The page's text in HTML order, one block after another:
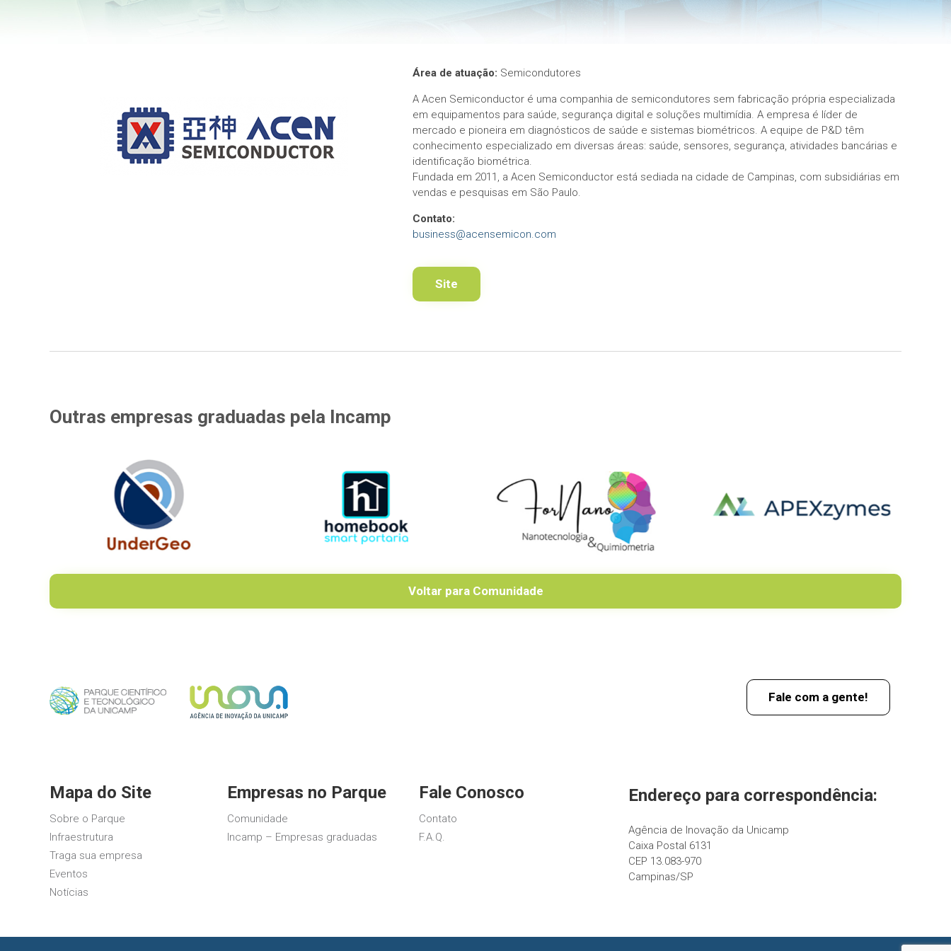
Área de atuação: Semicondutores
A Acen Semiconductor é uma companhia de semicondutores sem fabricação própria especializada
em equipamentos para saúde, segurança digital e soluções multimídia. A empresa é líder de
mercado e pioneira em diagnósticos de saúde e sistemas biométricos. A equipe de P&D têm
conhecimento especializado em diversas áreas: saúde, sensores, segurança, atividades bancárias e
identificação biométrica.
Fundada em 2011, a Acen Semiconductor está sediada na cidade de Campinas, com subsidiárias em
vendas e pesquisas em São Paulo.
Contato:
business@acensemicon.com
Site
Outras empresas graduadas pela Incamp
Voltar para Comunidade
Fale com a gente!
Mapa do Site
Sobre o Parque
Infraestrutura
Traga sua empresa
Eventos
Notícias
Empresas no Parque
Comunidade
Incamp – Empresas graduadas
Fale Conosco
Contato
F.A.Q.
Endereço para correspondência:
Agência de Inovação da Unicamp
Caixa Postal 6131
CEP 13.083-970
Campinas/SP